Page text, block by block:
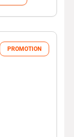
PROMOTION